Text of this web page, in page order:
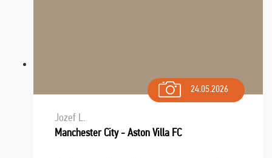
24.05.2026
Jozef L.
Manchester City - Aston Villa FC